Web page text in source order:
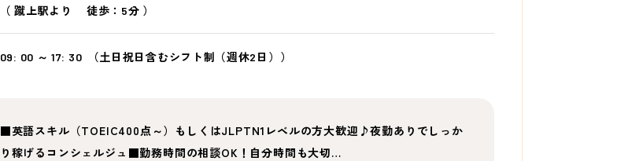
（蹴上駅より徒歩：5分 ）
09: 00 ～ 17: 30 （土日祝日含むシフト制（週休2日））
■英語スキル（TOEIC400点～）もしくはJLPTN1レベルの方大歓迎♪夜勤ありでしっか
り稼げるコンシェルジュ■勤務時間の相談OK！自分時間も大切…